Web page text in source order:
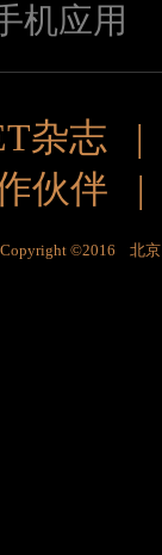
机应用
杂志
伙伴
Copyright ©2016 北